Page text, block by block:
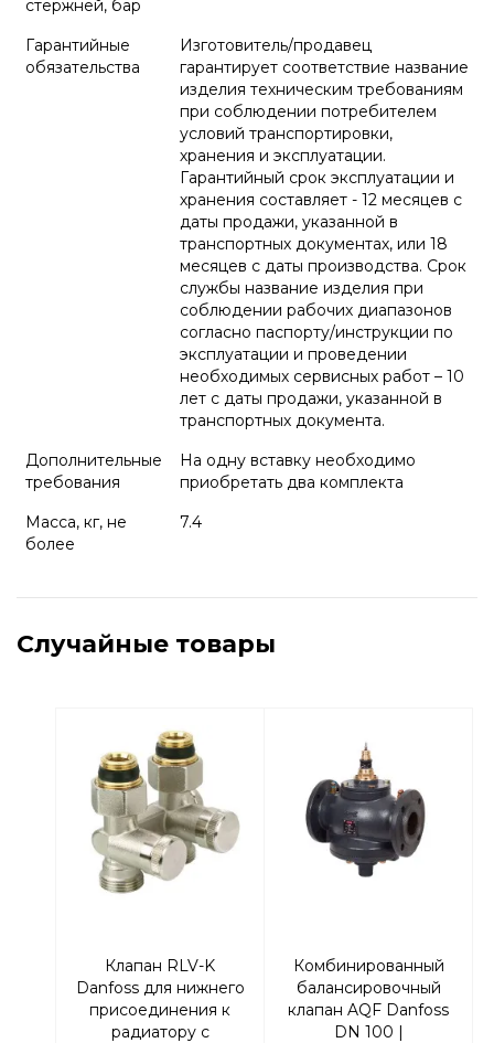
стержней, бар
Гарантийные
обязательства
Изготовитель/продавец
гарантирует соответствие название
изделия техническим требованиям
при соблюдении потребителем
условий транспортировки,
хранения и эксплуатации.
Гарантийный срок эксплуатации и
хранения составляет - 12 месяцев с
даты продажи, указанной в
транспортных документах, или 18
месяцев с даты производства. Срок
службы название изделия при
соблюдении рабочих диапазонов
согласно паспорту/инструкции по
эксплуатации и проведении
необходимых сервисных работ – 10
лет с даты продажи, указанной в
транспортных документа.
Дополнительные
требования
На одну вставку необходимо
приобретать два комплекта
Масса, кг, не
более
7.4
Случайные товары
Клапан RLV-K
Danfoss для нижнего
присоединения к
радиатору с
Комбинированный
балансировочный
клапан AQF Danfoss
DN 100 |